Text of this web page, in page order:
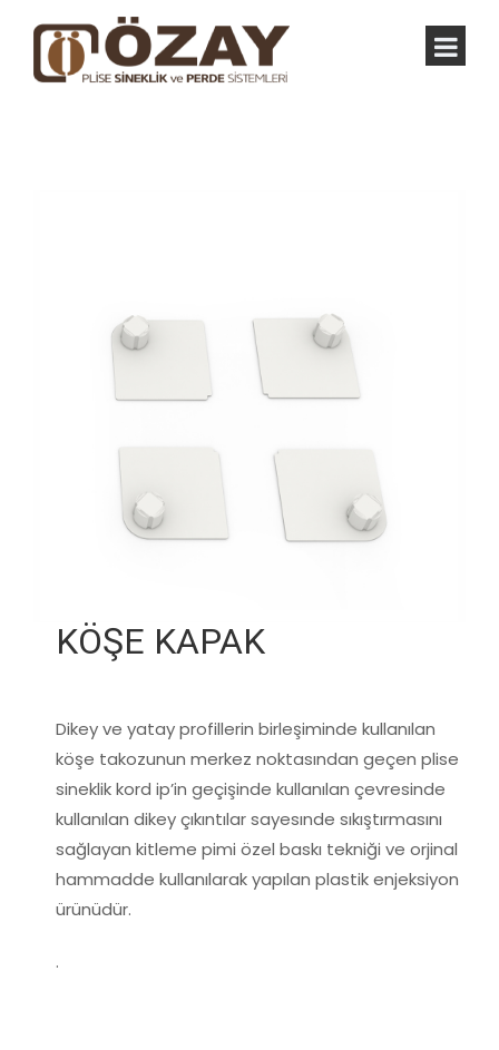
KÖŞE KAPAK
Dikey ve yatay profillerin birleşiminde kullanılan
köşe takozunun merkez noktasından geçen plise
sineklik kord ip’in geçişinde kullanılan çevresinde
kullanılan dikey çıkıntılar sayesınde sıkıştırmasını
sağlayan kitleme pimi özel baskı tekniği ve orjinal
hammadde kullanılarak yapılan plastik enjeksiyon
ürünüdür.
.